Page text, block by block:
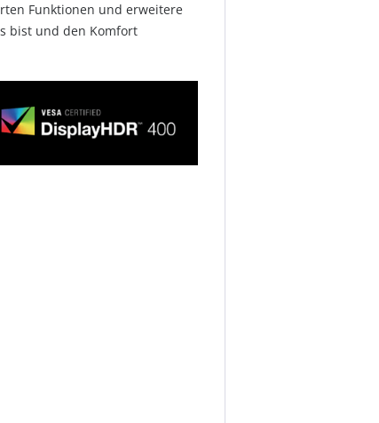
Funktionen und erweitere
bist und den Komfort